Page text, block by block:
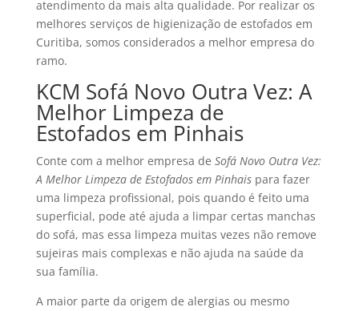
atendimento da mais alta qualidade. Por realizar os
melhores serviços de higienização de estofados em
Curitiba, somos considerados a melhor empresa do
ramo.
KCM Sofá Novo Outra Vez: A
Melhor Limpeza de
Estofados em Pinhais
Conte com a melhor empresa de Sofá Novo Outra Vez:
A Melhor Limpeza de Estofados em Pinhaispara fazer
uma limpeza profissional, pois quando é feito uma
superficial, pode até ajuda a limpar certas manchas
do sofá, mas essa limpeza muitas vezes não remove
sujeiras mais complexas e não ajuda na saúde da
sua família.
A maior parte da origem de alergias ou mesmo